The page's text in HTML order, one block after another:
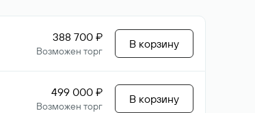
388 700 ₽
Возможен торг
В корзину
499 000 ₽
Возможен торг
В корзину